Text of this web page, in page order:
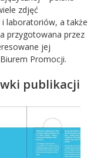
zdjęć
laboratoriów, a także
przygotowana przez
jej
Promocji.
publikacji